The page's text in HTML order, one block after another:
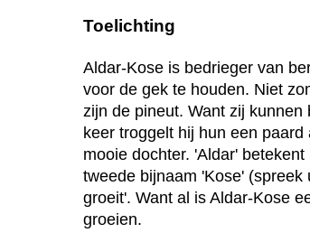
Toelichting
Aldar-Kose is bedrieger van
voor de gek te houden. Niet
zijn de pineut. Want zij
keer troggelt hij hun een
mooie dochter. 'Aldar'
tweede bijnaam 'Kose'
groeit'. Want al is Aldar-Kose
groeien.